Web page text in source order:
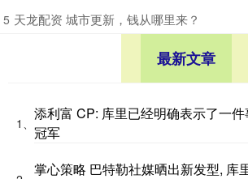
5 ​天龙配资 城市更新，钱从哪里来？
最新文章
1、
添利富 CP: 库里已经明确表示了一
冠军
掌心策略 巴特勒社媒晒出新发型, 库